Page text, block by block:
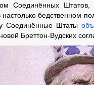
Соединённых
бедственном
Соединённые Штаты
Бреттон-Вудских